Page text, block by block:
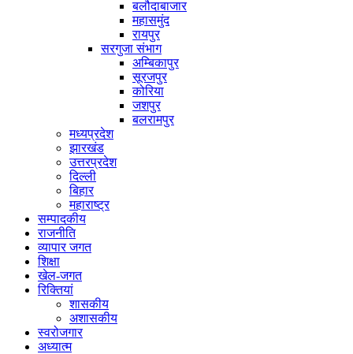
बलौदाबाजार
महासमुंद
रायपुर
सरगुजा संभाग
अम्बिकापुर
सूरजपुर
कोरिया
जशपुर
बलरामपुर
मध्यप्रदेश
झारखंड
उत्तरप्रदेश
दिल्ली
बिहार
महाराष्ट्र
सम्पादकीय
राजनीति
व्यापार जगत
शिक्षा
खेल-जगत
रिक्तियां
शासकीय
अशासकीय
स्वरोजगार
अध्यात्म